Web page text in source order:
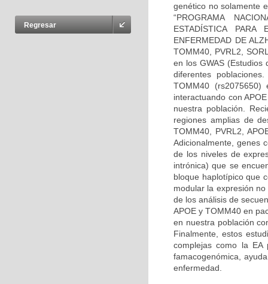
Regresar
genético no solamente
“PROGRAMA
ESTADÍSTICA PARA
ENFERMEDAD DE
TOMM40, PVRL2,
en los GWAS
diferentes
TOMM40
interactuando con
nuestra población.
regiones amplias de
TOMM40, PVRL2,
Adicionalmente, genes
de los niveles de
intrónica) que se
bloque haplotípico que
modular la expresión
de los análisis de
APOE y TOMM40 en
en nuestra población
Finalmente, estos
complejas como la
famacogenómica,
enfermedad.